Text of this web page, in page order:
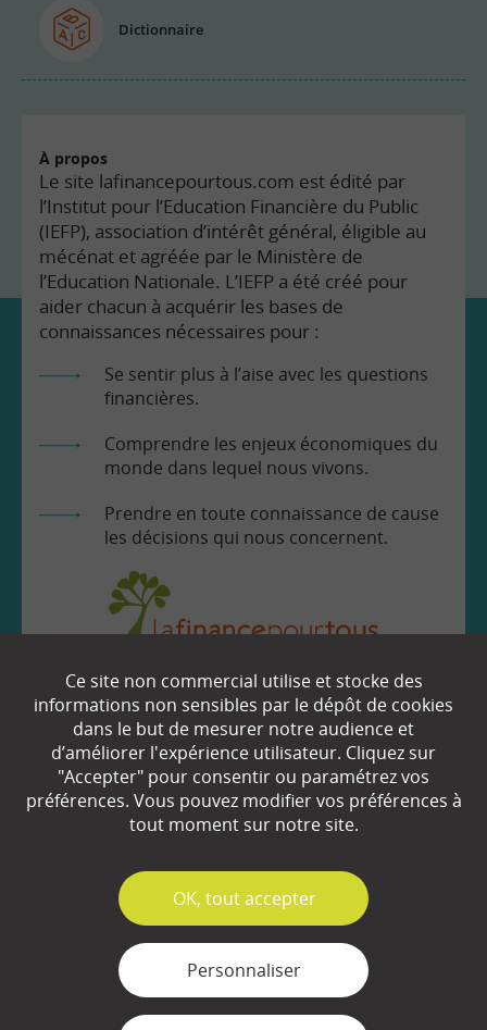
Dictionnaire
À propos
Le site lafinancepourtous.com est édité par
l’Institut pour l’Education Financière du Public
(IEFP), association d’intérêt général, éligible au
mécénat et agréée par le Ministère de
l’Education Nationale. L’IEFP a été créé pour
aider chacun à acquérir les bases de
connaissances nécessaires pour :
Se sentir plus à l’aise avec les questions
financières.
Comprendre les enjeux économiques du
monde dans lequel nous vivons.
Prendre en toute connaissance de cause
les décisions qui nous concernent.
EN SAVOIR
Qui sommes-nous ?
Partenaires
Plan du site
Mentions légales
Ce site non commercial utilise et stocke des
informations non sensibles par le dépôt de cookies
dans le but de mesurer notre audience et
d’améliorer l'expérience utilisateur. Cliquez sur
"Accepter" pour consentir ou paramétrez vos
préférences. Vous pouvez modifier vos préférences à
tout moment sur notre site.
✓
OK, tout accepter
Personnaliser